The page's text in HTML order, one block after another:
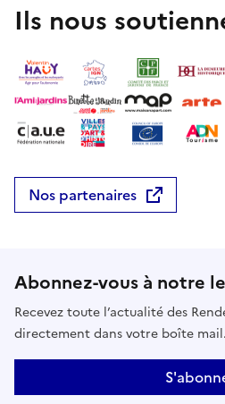
Ils nous
Nos partenaires
Abonnez-vous à notre
Recevez toute l’actualité des
directement dans votre boîte mail.